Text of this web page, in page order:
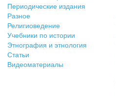
Периодические издания
Разное
Религиоведение
Учебники по истории
Этнография и этнология
Статьи
Видеоматериалы